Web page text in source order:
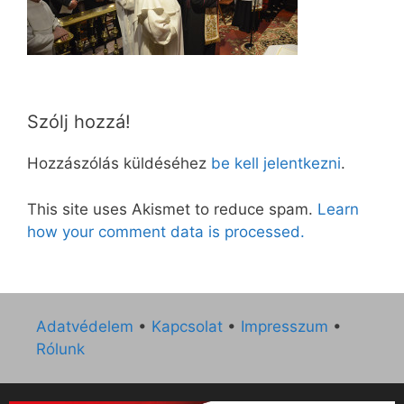
Szólj hozzá!
Hozzászólás küldéséhez be kell jelentkezni.
This site uses Akismet to reduce spam. Learn
how your comment data is processed.
Adatvédelem • Kapcsolat • Impresszum •
Rólunk